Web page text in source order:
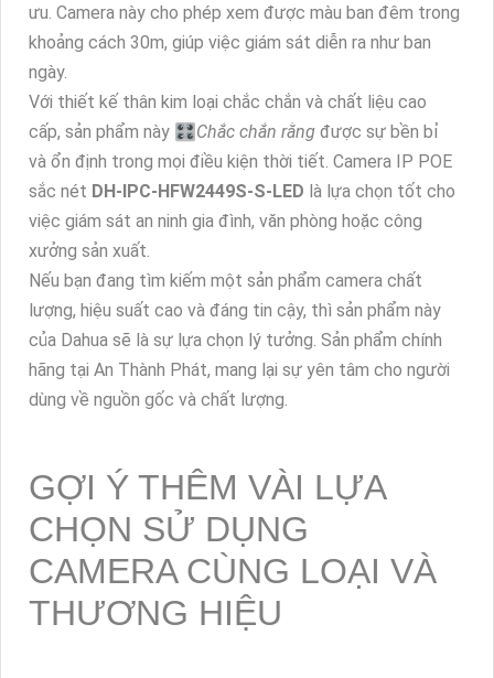
ưu. Camera này cho phép xem được màu ban đêm trong
khoảng cách 30m, giúp việc giám sát diễn ra như ban
ngày.
Với thiết kế thân kim loại chắc chắn và chất liệu cao
cấp, sản phẩm này 🎛Chắc chắn rằng được sự bền bỉ
và ổn định trong mọi điều kiện thời tiết. Camera IP POE
sắc nét DH-IPC-HFW2449S-S-LED là lựa chọn tốt cho
việc giám sát an ninh gia đình, văn phòng hoặc công
xưởng sản xuất.
Nếu bạn đang tìm kiếm một sản phẩm camera chất
lượng, hiệu suất cao và đáng tin cậy, thì sản phẩm này
của Dahua sẽ là sự lựa chọn lý tưởng. Sản phẩm chính
hãng tại An Thành Phát, mang lại sự yên tâm cho người
dùng về nguồn gốc và chất lượng.
GỢI Ý THÊM VÀI LỰA
CHỌN SỬ DỤNG
CAMERA CÙNG LOẠI VÀ
THƯƠNG HIỆU